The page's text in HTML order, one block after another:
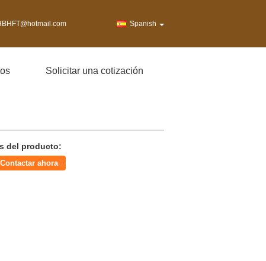
Spanish
Solicitar una cotización
del producto:
Contactar ahora